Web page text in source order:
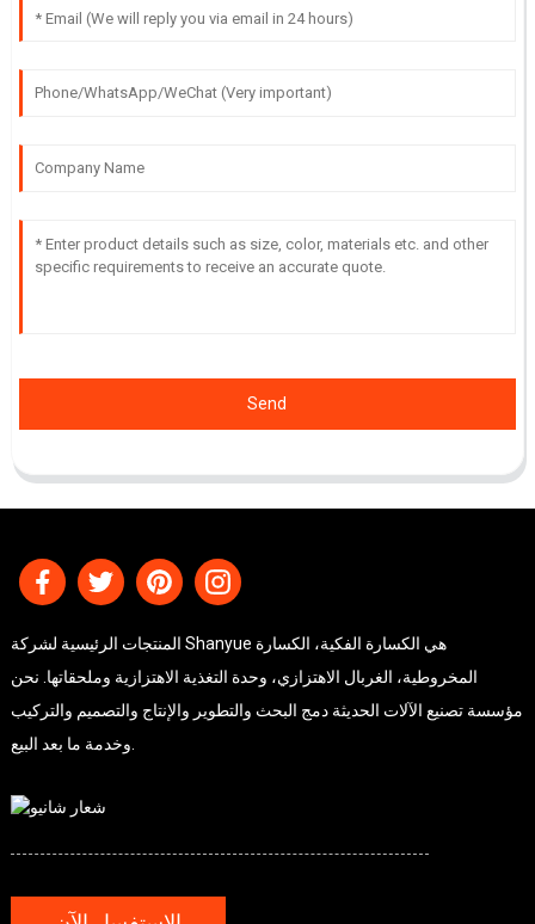
Send
المنتجات الرئيسية لشركة Shanyue هي الكسارة الفكية، الكسارة
المخروطية، الغربال الاهتزازي، وحدة التغذية الاهتزازية وملحقاتها. نحن
مؤسسة تصنيع الآلات الحديثة دمج البحث والتطوير والإنتاج والتصميم والتركيب